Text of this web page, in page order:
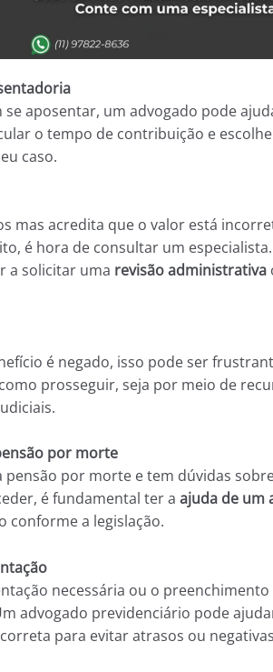
se aposentar, um advogado pode
o tempo de contribuição e
caso.
mas acredita que o valor está
é hora de consultar um
a solicitar uma revisão administrativa
é negado, isso pode ser
prosseguir, seja por meio de
por morte
pensão por morte e tem dúvidas
é fundamental ter a ajuda de um
conforme a legislação.
necessária ou o
advogado previdenciário pode
para evitar atrasos ou